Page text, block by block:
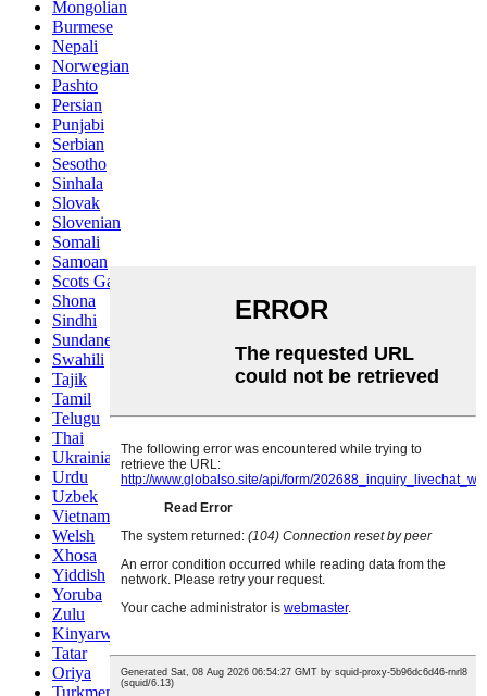
Mongolian
Burmese
Nepali
Norwegian
Pashto
Persian
Punjabi
Serbian
Sesotho
Sinhala
Slovak
Slovenian
Somali
Samoan
Scots Gaelic
Shona
Sindhi
Sundanese
Swahili
Tajik
Tamil
Telugu
Thai
Ukrainian
Urdu
Uzbek
Vietnamese
Welsh
Xhosa
Yiddish
Yoruba
Zulu
Kinyarwanda
Tatar
Oriya